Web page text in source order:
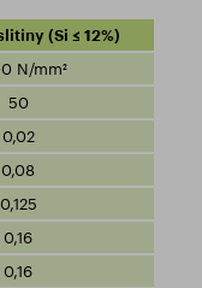
(Si ≤ 12%)
N/mm²
50
0,02
0,08
0,125
0,16
0,16